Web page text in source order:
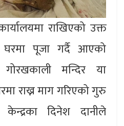
राखिएको उक्त
घरमा पूजा गर्दै आएको
मन्दिर या
राख्न माग गरिएको गुरु
केन्द्रका दिनेश दानीले